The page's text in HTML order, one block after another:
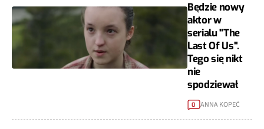
Będzie nowy
aktor w
serialu "The
Last Of Us".
Tego się nikt
nie
spodziewał
0 ANNA KOPEĆ